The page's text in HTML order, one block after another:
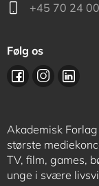
+45 70 24
Følg os
Akademisk
største
TV, film, games,
unge i svære